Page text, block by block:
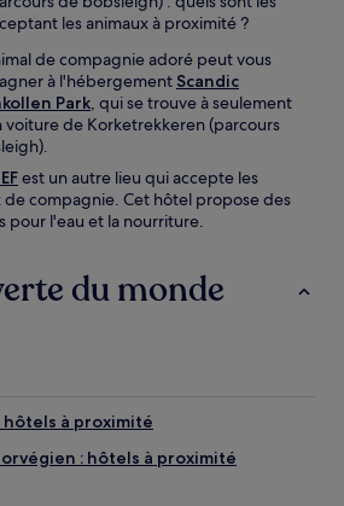
les animaux à proximité ?
de compagnie adoré peut vous
à l'hébergement Scandic
Park, qui se trouve à seulement
voiture de Korketrekkeren (parcours
est un autre lieu qui accepte les
de compagnie. Cet hôtel propose des
pour l'eau et la nourriture.
du monde
hôtels à proximité
: hôtels à proximité